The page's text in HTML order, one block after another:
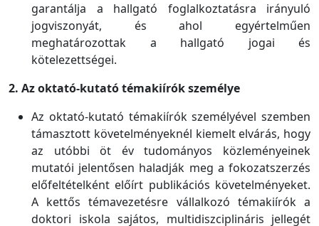
garantálja a hallgató foglalkoztatásra irányuló
jogviszonyát, és ahol egyértelműen
meghatározottak a hallgató jogai és
kötelezettségei.
2. Az oktató-kutató témakiírók személye
Az oktató-kutató témakiírók személyével szemben
támasztott követelményeknél kiemelt elvárás, hogy
az utóbbi öt év tudományos közleményeinek
mutatói jelentősen haladják meg a fokozatszerzés
előfeltételként előírt publikációs követelményeket.
A kettős témavezetésre vállalkozó témakiírók a
doktori iskola sajátos, multidiszciplináris jellegét